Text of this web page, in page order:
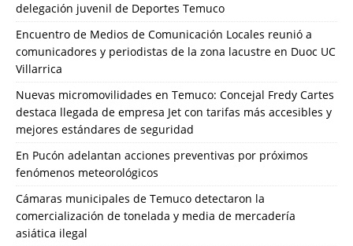
delegación juvenil de Deportes Temuco
Encuentro de Medios de Comunicación Locales reunió a
comunicadores y periodistas de la zona lacustre en Duoc UC
Villarrica
Nuevas micromovilidades en Temuco: Concejal Fredy Cartes
destaca llegada de empresa Jet con tarifas más accesibles y
mejores estándares de seguridad
En Pucón adelantan acciones preventivas por próximos
fenómenos meteorológicos
Cámaras municipales de Temuco detectaron la
comercialización de tonelada y media de mercadería
asiática ilegal